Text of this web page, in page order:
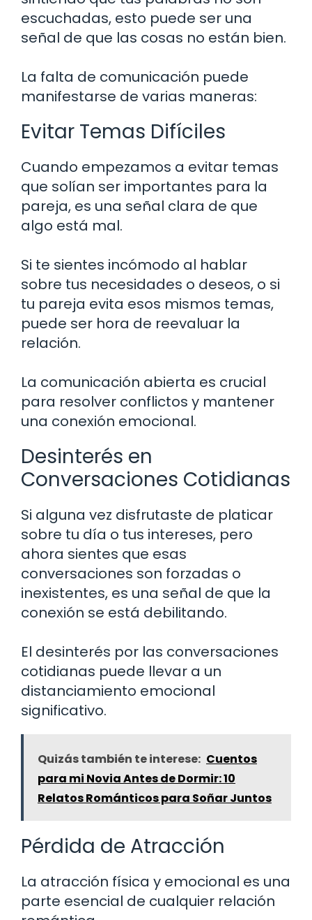
escuchadas, esto puede ser una
señal de que las cosas no están bien.
La falta de comunicación puede
manifestarse de varias maneras:
Evitar Temas Difíciles
Cuando empezamos a evitar temas
que solían ser importantes para la
pareja, es una señal clara de que
algo está mal.
Si te sientes incómodo al hablar
sobre tus necesidades o deseos, o si
tu pareja evita esos mismos temas,
puede ser hora de reevaluar la
relación.
La comunicación abierta es crucial
para resolver conflictos y mantener
una conexión emocional.
Desinterés en
Conversaciones Cotidianas
Si alguna vez disfrutaste de platicar
sobre tu día o tus intereses, pero
ahora sientes que esas
conversaciones son forzadas o
inexistentes, es una señal de que la
conexión se está debilitando.
El desinterés por las conversaciones
cotidianas puede llevar a un
distanciamiento emocional
significativo.
Quizás también te interese: Cuentos
para mi Novia Antes de Dormir: 10
Relatos Románticos para Soñar Juntos
Pérdida de Atracción
La atracción física y emocional es una
parte esencial de cualquier relación